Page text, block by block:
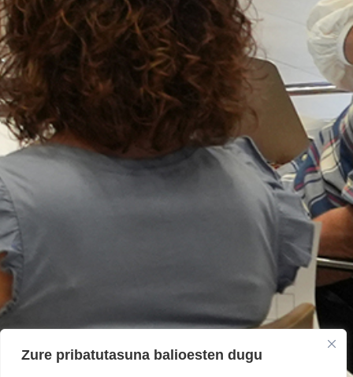
Zure pribatutasuna balioesten dugu